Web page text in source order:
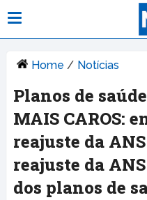
Home / Notícias
Planos de
MAIS CAROS:
reajuste da
reajuste da
dos planos de